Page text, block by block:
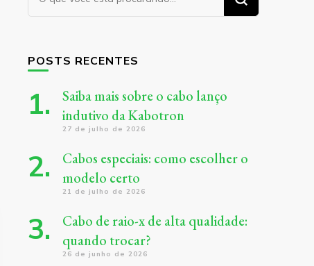
algo?
POSTS RECENTES
Saiba mais sobre o cabo lanço
indutivo da Kabotron
27 de julho de 2026
Cabos especiais: como escolher o
modelo certo
21 de julho de 2026
Cabo de raio-x de alta qualidade:
quando trocar?
26 de junho de 2026